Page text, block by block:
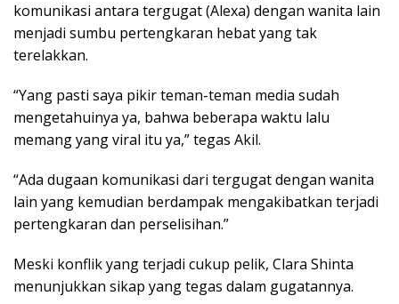
komunikasi antara tergugat (Alexa) dengan wanita lain
menjadi sumbu pertengkaran hebat yang tak
terelakkan.
“Yang pasti saya pikir teman-teman media sudah
mengetahuinya ya, bahwa beberapa waktu lalu
memang yang viral itu ya,” tegas Akil.
“Ada dugaan komunikasi dari tergugat dengan wanita
lain yang kemudian berdampak mengakibatkan terjadi
pertengkaran dan perselisihan.”
Meski konflik yang terjadi cukup pelik, Clara Shinta
menunjukkan sikap yang tegas dalam gugatannya.